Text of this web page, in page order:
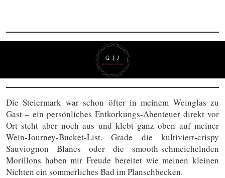
Die Steiermark war schon öfter in meinem Weinglas zu
Gast – ein persönliches Entkorkungs-Abenteuer direkt vor
Ort steht aber noch aus und klebt ganz oben auf meiner
Wein-Journey-Bucket-List. Grade die kultiviert-crispy
Sauviognon Blancs oder die smooth-schmeichelnden
Morillons haben mir Freude bereitet wie meinen kleinen
Nichten ein sommerliches Bad im Planschbecken.